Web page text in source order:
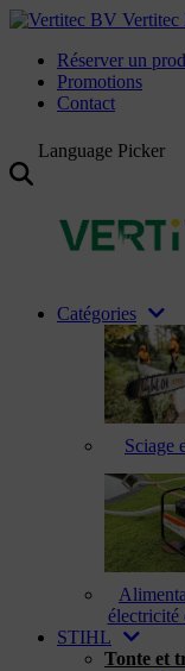
Réserver un
Promotions
Contact
Language Picker
Catégories
Sciage
électricité
STIHL
Tonte et